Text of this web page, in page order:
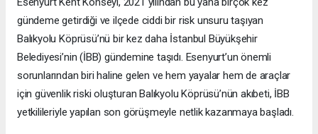
gündeme getirdiği ve ilçede ciddi bir risk unsuru taşıyan
Balıkyolu Köprüsü’nü bir kez daha İstanbul Büyükşehir
Belediyesi’nin (İBB) gündemine taşıdı. Esenyurt’un önemli
sorunlarından biri haline gelen ve hem yayalar hem de araçlar
için güvenlik riski oluşturan Balıkyolu Köprüsü’nün akıbeti, İBB
yetkilileriyle yapılan son görüşmeyle netlik kazanmaya başladı.